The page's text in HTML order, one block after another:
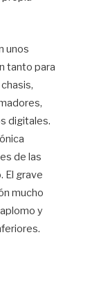
unos
tanto para
digitales.
de las
El grave
mucho
y